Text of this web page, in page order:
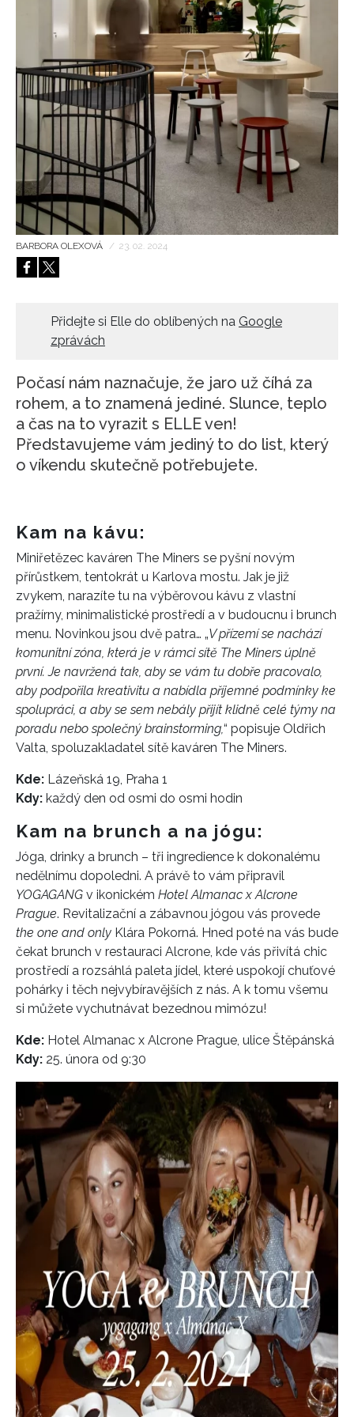
BARBORA OLEXOVÁ / 23. 02. 2024
Přidejte si Elle do oblíbených na Google
zprávách
Počasí nám naznačuje, že jaro už číhá za
rohem, a to znamená jediné. Slunce, teplo
a čas na to vyrazit s ELLE ven!
Představujeme vám jediný to do list, který
o víkendu skutečně potřebujete.
Kam na kávu:
Miniřetězec kaváren The Miners se pyšní novým
přírůstkem, tentokrát u Karlova mostu. Jak je již
zvykem, narazíte tu na výběrovou kávu z vlastní
pražírny, minimalistické prostředí a v budoucnu i brunch
menu. Novinkou jsou dvě patra… „V přízemí se nachází
komunitní zóna, která je v rámci sítě The Miners úplně
první. Je navržená tak, aby se vám tu dobře pracovalo,
aby podpořila kreativitu a nabídla příjemné podmínky ke
spolupráci, a aby se sem nebály přijít klidně celé týmy na
poradu nebo společný brainstorming,“ popisuje Oldřich
Valta, spoluzakladatel sítě kaváren The Miners.
Kde: Lázeňská 19, Praha 1
Kdy: každý den od osmi do osmi hodin
Kam na brunch a na jógu:
Jóga, drinky a brunch – tři ingredience k dokonalému
nedělnímu dopoledni. A právě to vám připravil
YOGAGANG v ikonickém Hotel Almanac x Alcrone
Prague. Revitalizační a zábavnou jógou vás provede
the one and only Klára Pokorná. Hned poté na vás bude
čekat brunch v restauraci Alcrone, kde vás přivítá chic
prostředí a rozsáhlá paleta jídel, které uspokojí chuťové
pohárky i těch nejvybíravějších z nás. A k tomu všemu
si můžete vychutnávat bezednou mimózu!
Kde: Hotel Almanac x Alcrone Prague, ulice Štěpánská
Kdy: 25. února od 9:30